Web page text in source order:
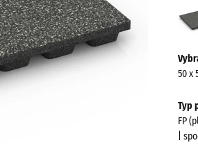
o
50 x
Typ
FP
|